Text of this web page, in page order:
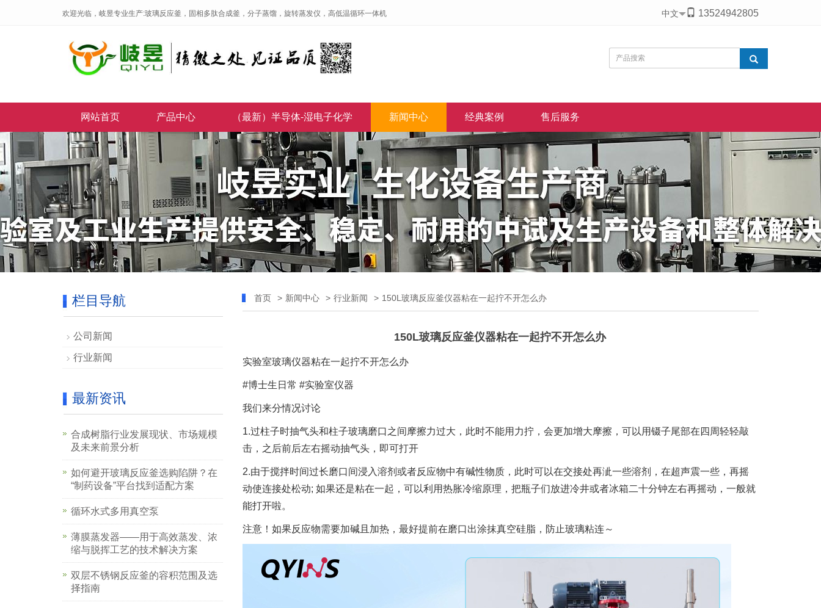
欢迎光临，岐昱专业生产:玻璃反应釜，固相多肽合成釜，分子蒸馏，旋转蒸发仪，高低温循环一体机 中文 13524942805
网站首页 产品中心 （最新）半导体-湿电子化学 新闻中心 经典案例 售后服务
首页 > 新闻中心 > 行业新闻 > 150L玻璃反应釜仪器粘在一起拧不开怎么办
150L玻璃反应釜仪器粘在一起拧不开怎么办
实验室玻璃仪器粘在一起拧不开怎么办
#博士生日常 #实验室仪器
我们来分情况讨论
1.过柱子时抽气头和柱子玻璃磨口之间摩擦力过大，此时不能用力拧，会更加增大摩擦，可以用镊子尾部在四周轻轻敲
击，之后前后左右摇动抽气头，即可打开
2.由于搅拌时间过长磨口间浸入溶剂或者反应物中有碱性物质，此时可以在交接处再泚一些溶剂，在超声震一些，再摇
动使连接处松动; 如果还是粘在一起，可以利用热胀冷缩原理，把瓶子们放进冷井或者冰箱二十分钟左右再摇动，一般就
能打开啦。
注意！如果反应物需要加碱且加热，最好提前在磨口出涂抹真空硅脂，防止玻璃粘连～
栏目导航
公司新闻
行业新闻
最新资讯
合成树脂行业发展现状、市场规模
及未来前景分析
如何避开玻璃反应釜选购陷阱？在
“制药设备”平台找到适配方案
循环水式多用真空泵
薄膜蒸发器——用于高效蒸发、浓
缩与脱挥工艺的技术解决方案
双层不锈钢反应釜的容积范围及选
择指南